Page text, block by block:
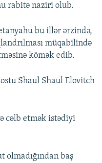
rabitə naziri olub.
bu illər ərzində,
müqabilində
kömək edib.
Shaul Shaul Elovitch
cəlb etmək istədiyi
olmadığından baş